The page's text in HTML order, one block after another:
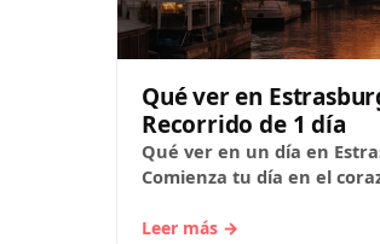
Qué ver en
Recorrido de 1 día
Qué ver en un día en
Comienza tu día en el
de Estrasburgo.…
Leer más →